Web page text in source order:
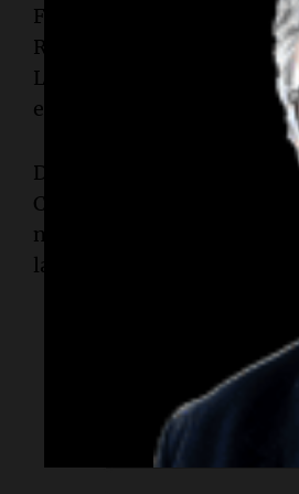
Ford adelante, mandando
Rossi con una gran vuelta
Lambiris por solo 30
esperanza que no
Desde el segundo cuarto,
Castellano para colocarse
ninguna sorpresa, dejando
la pole.